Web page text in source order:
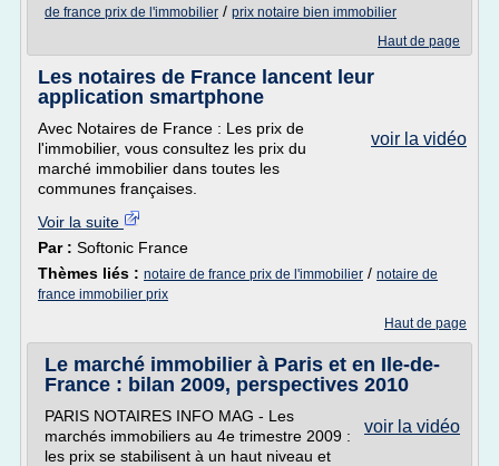
de france prix de l'immobilier / prix notaire bien immobilier
Haut de page
Les notaires de France lancent leur
application smartphone
voir la vidéo
Avec Notaires de France : Les prix de
l'immobilier, vous consultez les prix du
marché immobilier dans toutes les
communes françaises.
Voir la suite
Par : Softonic France
Thèmes liés : notaire de france prix de l'immobilier / notaire de
france immobilier prix
Haut de page
Le marché immobilier à Paris et en Ile-de-
France : bilan 2009, perspectives 2010
voir la vidéo
PARIS NOTAIRES INFO MAG - Les
marchés immobiliers au 4e trimestre 2009 :
les prix se stabilisent à un haut niveau et